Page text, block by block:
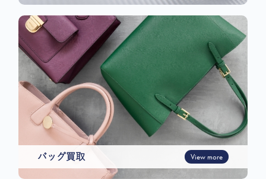
バッグ買取 View more